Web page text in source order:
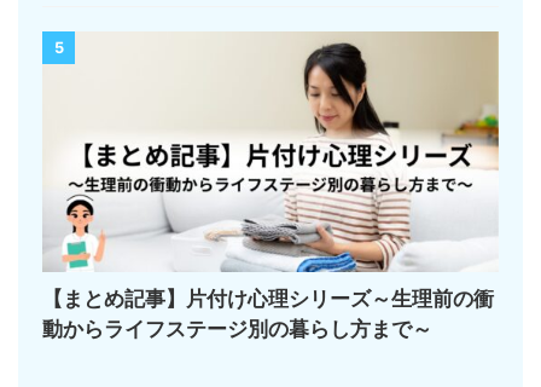
5
【まとめ記事】片付け心理シリーズ～生理前の衝
動からライフステージ別の暮らし方まで～